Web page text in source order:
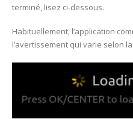
terminé, lisez ci-dessous.
Habituellement, l’application
l’avertissement qui varie selon